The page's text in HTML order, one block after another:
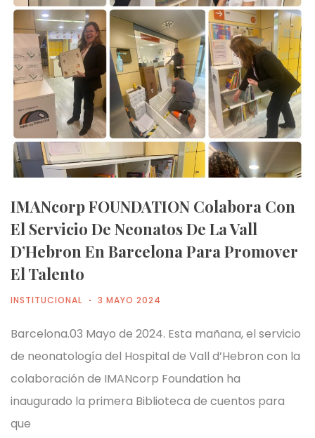
IMANcorp FOUNDATION Colabora Con
El Servicio De Neonatos De La Vall
D’Hebron En Barcelona Para Promover
El Talento
INSTITUCIONAL 3 MAYO 2024
Barcelona.03 Mayo de 2024. Esta mañana, el servicio
de neonatología del Hospital de Vall d’Hebron con la
colaboración de IMANcorp Foundation ha
inaugurado la primera Biblioteca de cuentos para
que